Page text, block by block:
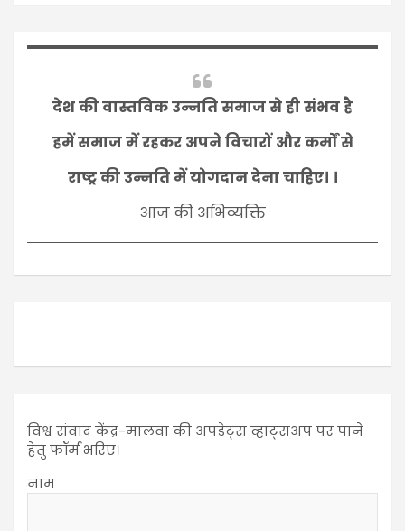
देश की वास्तविक उन्नति समाज से ही संभव है
हमें समाज में रहकर अपने विचारों और कर्मों से
राष्ट्र की उन्नति में योगदान देना चाहिए। ।
आज की अभिव्यक्ति
विश्व संवाद केंद्र-मालवा की अपडेट्स व्हाट्सअप पर पाने
हेतु फॉर्म भरिए।
नाम